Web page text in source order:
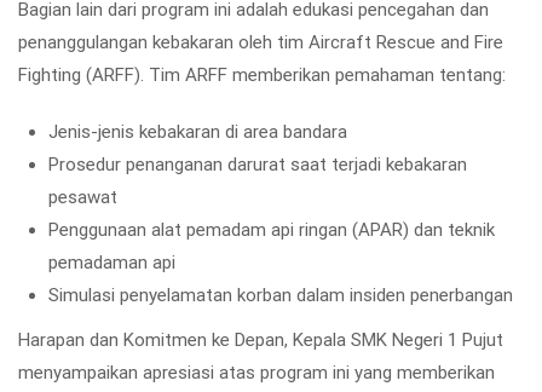
Bagian lain dari program ini adalah edukasi pencegahan dan
penanggulangan kebakaran oleh tim Aircraft Rescue and Fire
Fighting (ARFF). Tim ARFF memberikan pemahaman tentang:
Jenis-jenis kebakaran di area bandara
Prosedur penanganan darurat saat terjadi kebakaran
pesawat
Penggunaan alat pemadam api ringan (APAR) dan teknik
pemadaman api
Simulasi penyelamatan korban dalam insiden penerbangan
Harapan dan Komitmen ke Depan, Kepala SMK Negeri 1 Pujut
menyampaikan apresiasi atas program ini yang memberikan